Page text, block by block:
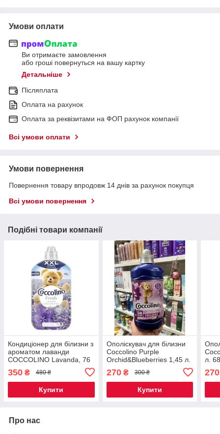
Умови оплати
Ви отримаєте замовлення
або гроші повернуться на вашу картку
Детальніше
Післяплата
Оплата на рахунок
Оплата за реквізитами на ФОП рахунок компанії
Всі умови оплати
Умови повернення
Повернення товару впродовж 14 днів за рахунок покупця
Всі умови повернення
Подібні товари компанії
Кондиціонер для білизни з
ароматом лаванди
COCCOLINO Lavanda, 76
350 ₴ 480 ₴
Купити
Ополіскувач для білизни
Coccolino Purple
Orchid&Blueberries 1,45 л.
270₴ 300 ₴
Купити
л.
270
Про нас